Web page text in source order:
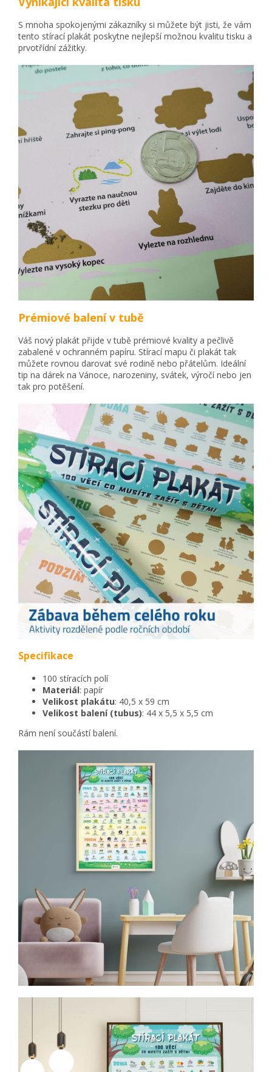
S mnoha spokojenými zákazníky si můžete být jisti, že vám
tento stírací plakát poskytne nejlepší možnou kvalitu tisku a
prvotřídní zážitky.
Prémiové balení v tubě
Váš nový plakát přijde v tubě prémiové kvality a pečlivě
zabalené v ochranném papíru. Stírací mapu či plakát tak
můžete rovnou darovat své rodině nebo přátelům. Ideální
tip na dárek na Vánoce, narozeniny, svátek, výročí nebo jen
tak pro potěšení.
Specifikace
100 stíracích polí
Materiál: papír
Velikost plakátu: 40,5 x 59 cm
Velikost balení (tubus): 44 x 5,5 x 5,5 cm
Rám není součástí balení.